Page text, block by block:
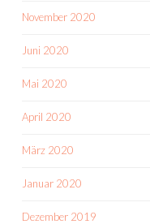
November 2020
Juni 2020
Mai 2020
April 2020
März 2020
Januar 2020
Dezember 2019